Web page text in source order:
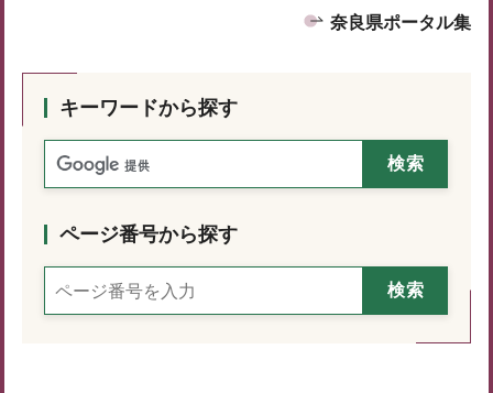
奈良県ポータル集
キーワードから探す
ページ番号から探す